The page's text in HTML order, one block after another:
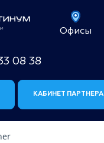
Офисы
08 38
КАБИНЕТ ПАРТНЕРА